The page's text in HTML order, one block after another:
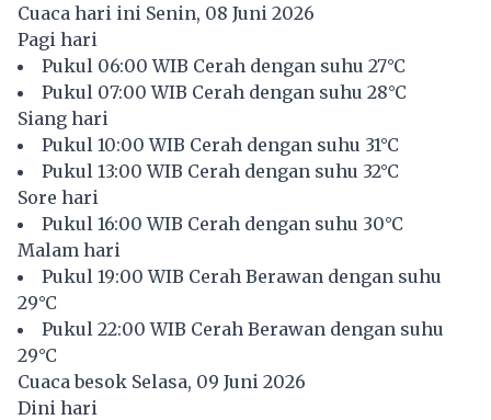
Cuaca hari ini Senin, 08 Juni 2026
Pagi hari
Pukul 06:00 WIB Cerah dengan suhu 27°C
Pukul 07:00 WIB Cerah dengan suhu 28°C
Siang hari
Pukul 10:00 WIB Cerah dengan suhu 31°C
Pukul 13:00 WIB Cerah dengan suhu 32°C
Sore hari
Pukul 16:00 WIB Cerah dengan suhu 30°C
Malam hari
Pukul 19:00 WIB Cerah Berawan dengan suhu
29°C
Pukul 22:00 WIB Cerah Berawan dengan suhu
29°C
Cuaca besok Selasa, 09 Juni 2026
Dini hari